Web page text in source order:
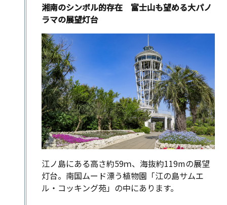
湘南のシンボル的存在 富士山も望める大パノ
ラマの展望灯台
江ノ島にある高さ約59ｍ、海抜約119mの展望
灯台。南国ムード漂う植物園「江の島サムエ
ル・コッキング苑」の中にあります。